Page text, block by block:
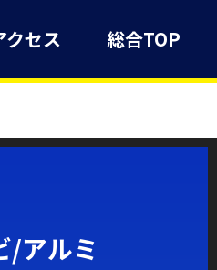
クセス 総合TOP
/アルミ